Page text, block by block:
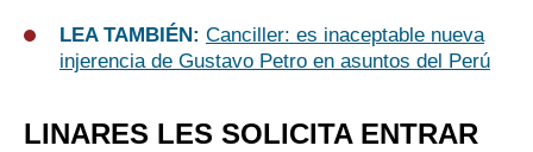
LEA TAMBIÉN: Canciller: es inaceptable nueva
injerencia de Gustavo Petro en asuntos del Perú
LINARES LES SOLICITA ENTRAR